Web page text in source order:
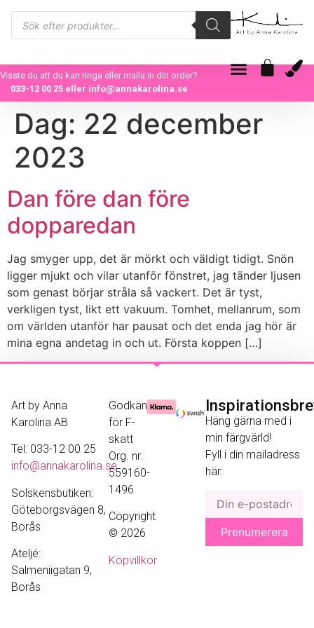
Visste du att du kan ringa eller maila in din order?
033-12 00 25eller info@annakarolina.se
Dag: 22 december
2023
Dan före dan före
dopparedan
Jag smyger upp, det är mörkt och väldigt tidigt. Snön
ligger mjukt och vilar utanför fönstret, jag tänder ljusen
som genast börjar stråla så vackert. Det är tyst,
verkligen tyst, likt ett vakuum. Tomhet, mellanrum, som
om världen utanför har pausat och det enda jag hör är
mina egna andetag in och ut. Första koppen […]
Art by Anna
Karolina AB
Tel: 033-12 00 25
info@annakarolina.se
Solskensbutiken:
Göteborgsvägen 8,
Borås
Ateljé:
Salmeniigatan 9,
Borås
Godkänd
för F-
skatt
Org. nr:
559160-
1496
Copyright
© 2026
Köpvillkor
Häng gärna med i
min färgvärld!
Fyll i din mailadress
här: